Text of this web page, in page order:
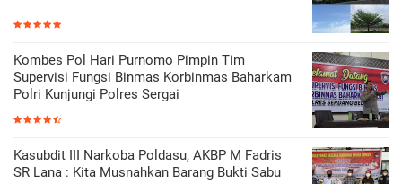
Kombes Pol Hari Purnomo Pimpin Tim
Supervisi Fungsi Binmas Korbinmas Baharkam
Polri Kunjungi Polres Sergai
Kasubdit III Narkoba Poldasu, AKBP M Fadris
SR Lana : Kita Musnahkan Barang Bukti Sabu